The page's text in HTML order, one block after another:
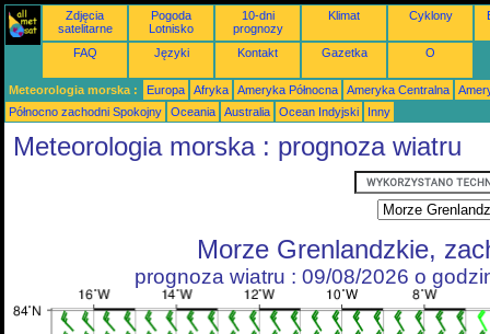
Zdjęcia
satelitarne
Pogoda
Lotnisko
10-dni
prognozy
Klimat Cyklony
FAQ Języki Kontakt Gazetka O
Meteorologia morska : Europa Afryka Ameryka Północna Ameryka Centralna
Północno zachodni Spokojny
Oceania Australia Ocean Indyjski Inny
Meteorologia morska : prognoza wiatru
Morze Grenlandzkie,
prognoza wiatru : 09/08/2026 o